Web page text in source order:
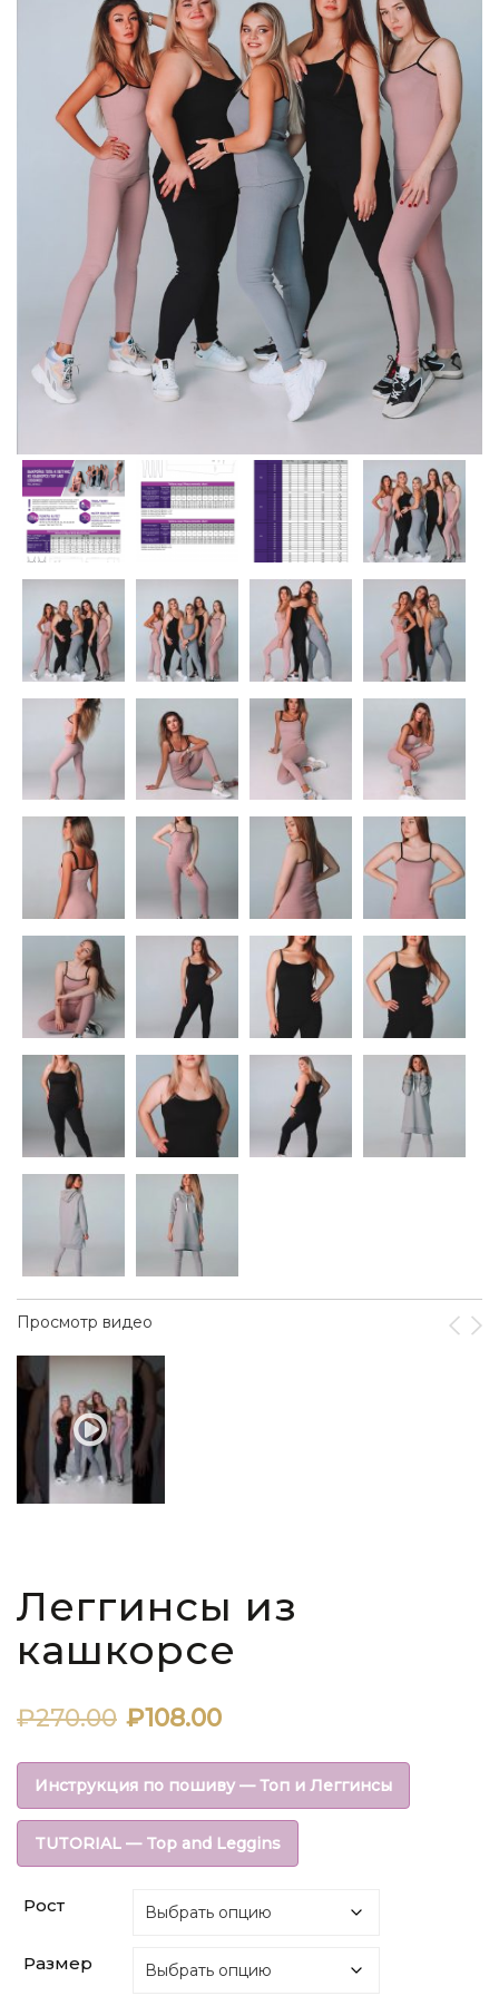
Просмотр видео
Леггинсы из
кашкорсе
₽270.00 Первоначальная
цена
составляла
₽270.00.
₽108.00Текущая
цена:
₽108.00.
Инструкция по пошиву — Топ и Леггинсы
TUTORIAL — Top and Leggins
Рост
Размер